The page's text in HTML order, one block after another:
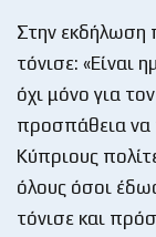
Στην εκδήλωση
τόνισε: «Είναι
όχι μόνο για
προσπάθεια να
Κύπριους
όλους όσοι
τόνισε και